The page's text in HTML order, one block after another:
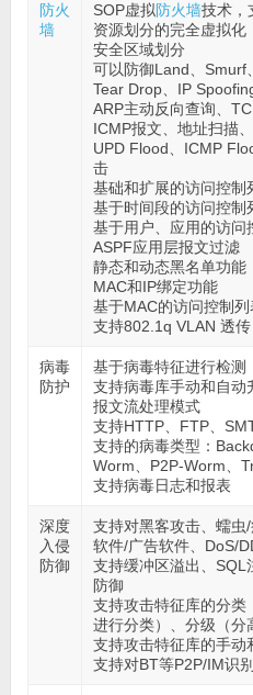
防火
墙
SOP虚拟防火墙技术，
资源划分的完全虚拟化
安全区域划分
可以防御Land、Smurf
Tear Drop、IP
ARP主动反向查询、
ICMP报文、地址扫描
UPD Flood、ICMP
击
基础和扩展的访问控制
基于时间段的访问控制
基于用户、应用的访问
ASPF应用层报文过滤
静态和动态黑名单功能
MAC和IP绑定功能
基于MAC的访问控制列
支持802.1q VLAN 透传
病毒
防护
基于病毒特征进行检测
支持病毒库手动和自动
报文流处理模式
支持HTTP、FTP、
支持的病毒类型：
Worm、P2P-Worm、
支持病毒日志和报表
深度
入侵
防御
支持对黑客攻击、蠕虫
软件/广告软件、DoS/
支持缓冲区溢出、SQL
防御
支持攻击特征库的分类
进行分类）、分级（分
支持攻击特征库的手动
支持对BT等P2P/IM识